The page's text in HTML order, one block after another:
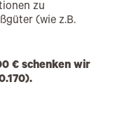
zu
(wie z.B.
€ schenken wir